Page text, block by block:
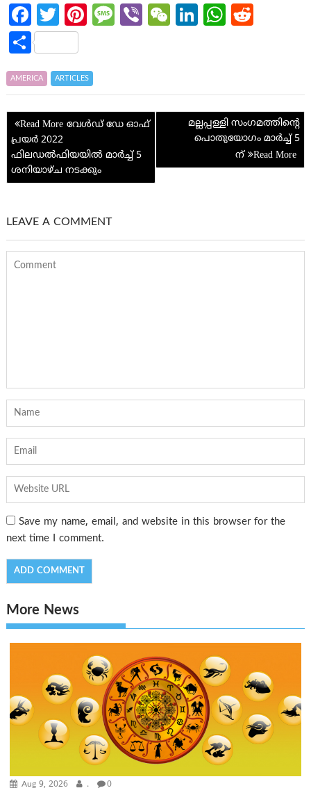
Fa
ce
b
o
o
k
T
w
itt
er
Pi
es
t
M
e
Vi W
at
Li
n
W
A
p
p
t
S
h
ar
e
AMERICA ARTICLES
Post
navigation
വേള്‍ഡ് ഡേ ഓഫ്
പ്രയര്‍ 2022
ഫിലഡല്‍ഫിയയില്‍ മാര്‍ച്ച് 5
ശനിയാഴ്ച നടക്കും
മല്ലപ്പള്ളി സംഗമത്തിന്റെ
പൊതുയോഗം മാർച്ച്‌ 5
ന്
LEAVE A COMMENT
Save my name, email, and website in this browser for the
next time I comment.
More News
Aug 9, 2026 . 0